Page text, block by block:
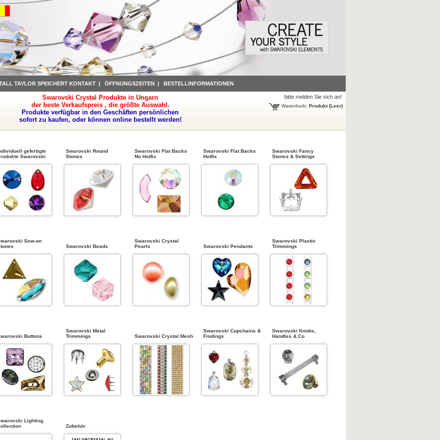
TAYLOR SPEICHERT KONTAKT | ÖFFNUNGSZEITEN | BESTELLINFORMATIONEN
Swarovski Crystal Produkte in Ungarn
der beste Verkaufspreis , die größte Auswahl.
Produkte verfügbar in den Geschäften persönlichen
sofort zu kaufen, oder können online bestellt werden!
bitte melden Sie sich an!
Warenkorb: Produkt (Leer)
gefertigte
Swarovski
Swarovski Round
Stones
Swarovski Flat Backs
No Hotfix
Swarovski Flat Backs
Hotfix
Swarovski Fancy
Stones & Settings
Sew-on
Swarovski Beads
Swarovski Crystal
Pearls
Swarovski Pendants
Swarovski Plastic
Trimmings
Buttons
Swarovski Metal
Trimmings
Swarovski Crystal Mesh
Swarovski Cupchains &
Findings
Swarovski Knobs,
Handles & Co
Lighting
Zubehör